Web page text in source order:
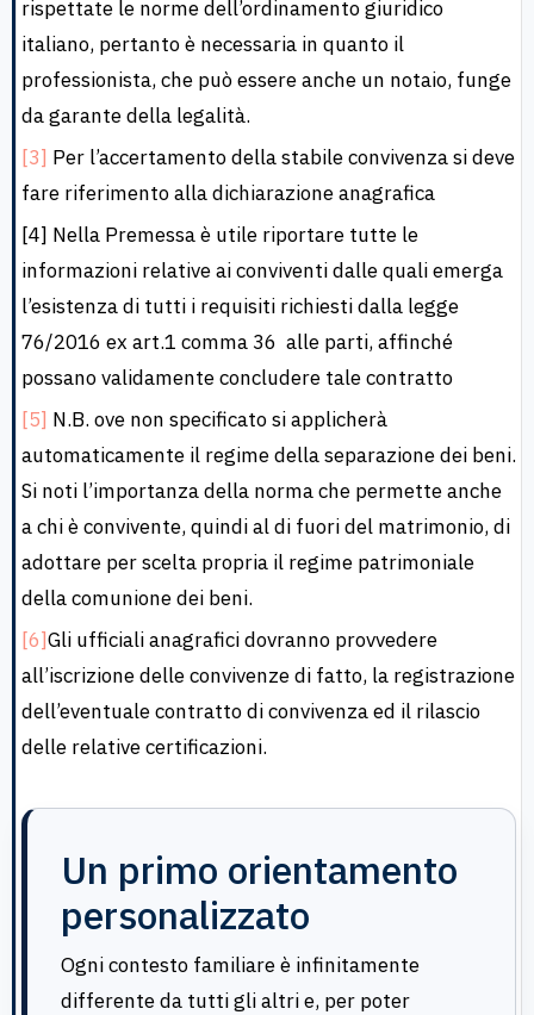
rispettate le norme dell’ordinamento giuridico
italiano, pertanto è necessaria in quanto il
professionista, che può essere anche un notaio, funge
da garante della legalità.
[3] Per l’accertamento della stabile convivenza si deve
fare riferimento alla dichiarazione anagrafica
[4] Nella Premessa è utile riportare tutte le
informazioni relative ai conviventi dalle quali emerga
l’esistenza di tutti i requisiti richiesti dalla legge
76/2016 ex art.1 comma 36 alle parti, affinché
possano validamente concludere tale contratto
[5] N.B. ove non specificato si applicherà
automaticamente il regime della separazione dei beni.
Si noti l’importanza della norma che permette anche
a chi è convivente, quindi al di fuori del matrimonio, di
adottare per scelta propria il regime patrimoniale
della comunione dei beni.
[6]Gli ufficiali anagrafici dovranno provvedere
all’iscrizione delle convivenze di fatto, la registrazione
dell’eventuale contratto di convivenza ed il rilascio
delle relative certificazioni.
Un primo orientamento
personalizzato
Ogni contesto familiare è infinitamente
differente da tutti gli altri e, per poter